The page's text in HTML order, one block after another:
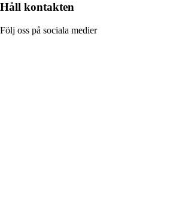
Håll kontakten
Följ oss på sociala medier